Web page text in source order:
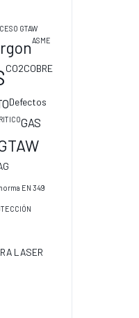
GTAW
ASME
CO2COBRE
Defectos
GAS
norma EN 349
LASER